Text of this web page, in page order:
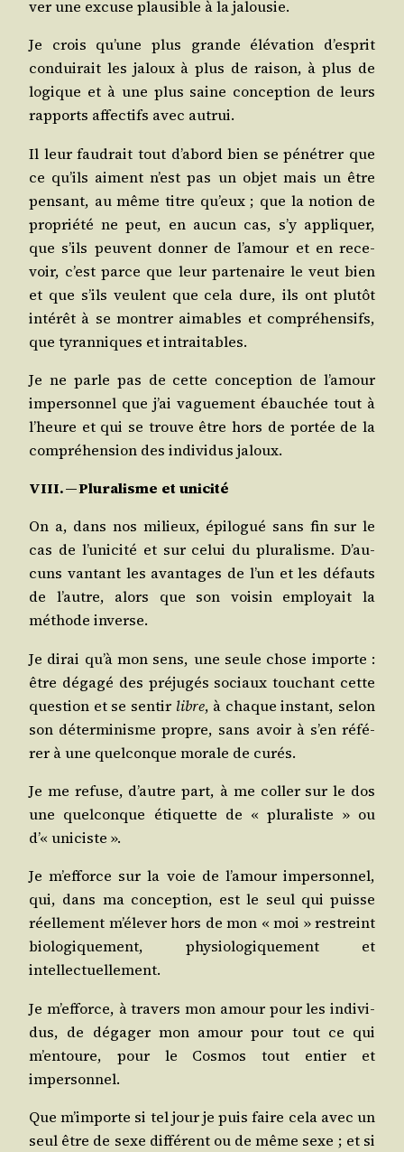
ver une excuse plau­sible à la jalousie.
Je crois qu’une plus grande élé­va­tion d’es­prit
condui­rait les jaloux à plus de rai­son, à plus de
logique et à une plus saine concep­tion de leurs
rap­ports affec­tifs avec autrui.
Il leur fau­drait tout d’a­bord bien se péné­trer que
ce qu’ils aiment n’est pas un objet mais un être
pen­sant, au même titre qu’eux ; que la notion de
pro­prié­té ne peut, en aucun cas, s’y appli­quer,
que s’ils peuvent don­ner de l’a­mour et en rece­
voir, c’est parce que leur par­te­naire le veut bien
et que s’ils veulent que cela dure, ils ont plu­tôt
inté­rêt à se mon­trer aimables et com­pré­hen­sifs,
que tyran­niques et intraitables.
Je ne parle pas de cette concep­tion de l’a­mour
imper­son­nel que j’ai vague­ment ébau­chée tout à
l’heure et qui se trouve être hors de por­tée de la
com­pré­hen­sion des indi­vi­dus jaloux.
VIII. — Plu­ra­lisme et unicité
On a, dans nos milieux, épi­lo­gué sans fin sur le
cas de l’u­ni­ci­té et sur celui du plu­ra­lisme. D’au­
cuns van­tant les avan­tages de l’un et les défauts
de l’autre, alors que son voi­sin employait la
méthode inverse.
Je dirai qu’à mon sens, une seule chose importe :
être déga­gé des pré­ju­gés sociaux tou­chant cette
ques­tion et se sen­tir libre, à chaque ins­tant, selon
son déter­mi­nisme propre, sans avoir à s’en réfé­
rer à une quel­conque morale de curés.
Je me refuse, d’autre part, à me col­ler sur le dos
une quel­conque éti­quette de « plu­ra­liste » ou
d’« uniciste ».
Je m’ef­force sur la voie de l’a­mour imper­son­nel,
qui, dans ma concep­tion, est le seul qui puisse
réel­le­ment m’é­le­ver hors de mon « moi » res­treint
bio­lo­gi­que­ment, phy­sio­lo­gi­que­ment et
intellectuellement.
Je m’ef­force, à tra­vers mon amour pour les indi­vi­
dus, de déga­ger mon amour pour tout ce qui
m’en­toure, pour le Cos­mos tout entier et
impersonnel.
Que m’im­porte si tel jour je puis faire cela avec un
seul être de sexe dif­fé­rent ou de même sexe ; et si